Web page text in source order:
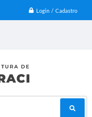
Login / Cadastro